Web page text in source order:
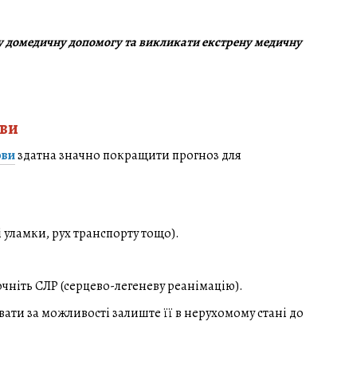
допомогу та викликати екстрену медичну
здатна значно покращити прогноз для
уламки, рух транспорту тощо).
СЛР (серцево-легеневу реанімацію).
за можливості залиште її в нерухомому стані до